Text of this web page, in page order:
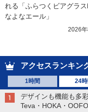
れる「ふらつくビアグラス
なよなエール」
2026
アクセスランキン
1時間 24
デザインも機能も多
Teva・HOKA・